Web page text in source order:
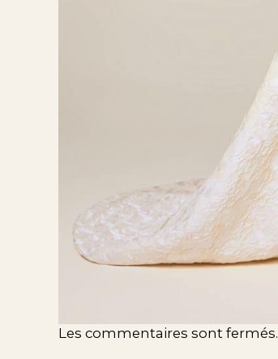
Les commentaires sont fermés.